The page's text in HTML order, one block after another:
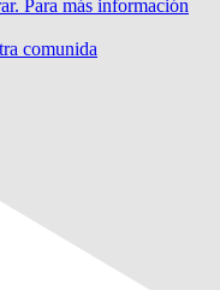
comunida